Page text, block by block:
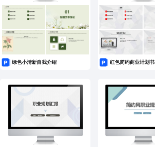
绿色小清新自我介绍 红色简约商业计划书